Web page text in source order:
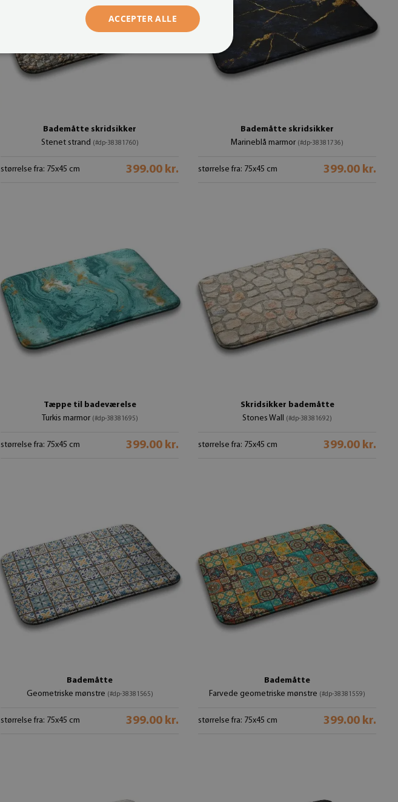
Bademåtte skridsikker
Stenet strand (#dp-38381760)
størrelse fra: 75x45 cm 399.00 kr.
Bademåtte skridsikker
Marineblå marmor (#dp-38381736)
størrelse fra: 75x45 cm 399.00 kr.
Tæppe til badeværelse
Turkis marmor (#dp-38381695)
størrelse fra: 75x45 cm 399.00 kr.
Skridsikker bademåtte
Stones Wall (#dp-38381692)
størrelse fra: 75x45 cm 399.00 kr.
Bademåtte
Geometriske mønstre (#dp-38381565)
størrelse fra: 75x45 cm 399.00 kr.
Bademåtte
Farvede geometriske mønstre (#dp-38381559)
størrelse fra: 75x45 cm 399.00 kr.
ACCEPTER ALLE